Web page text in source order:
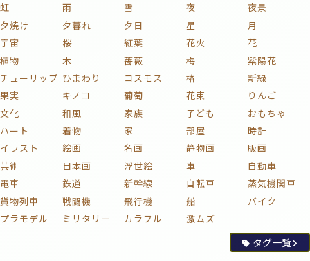
虹
雨 雪 夜
夜景
夕焼け
夕暮れ 夕日 星
月
宇宙
桜 紅葉 花火
花
植物
木 薔薇 梅
紫陽花
チューリップ ひまわり コスモス 椿
新緑
果実
キノコ 葡萄 花束
りんご
文化
和風 家族 子ども
おもちゃ
ハート
着物 家 部屋
時計
イラスト
絵画 名画 静物画
版画
芸術
日本画 浮世絵 車
自動車
電車
鉄道 新幹線 自転車
蒸気機関車
貨物列車
戦闘機 飛行機 船
バイク
プラモデル
ミリタリー カラフル 激ムズ
タグ一覧